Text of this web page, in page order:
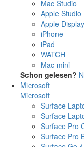
Mac Studio
Apple Studio
Apple
iPhone
iPad
WATCH
Mac mini
Schon gelesen?
Microsoft
Microsoft
Surface
Surface
Surface Pro
Surface Pro